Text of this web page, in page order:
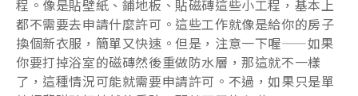
程。像是貼壁紙、鋪地板、貼磁磚這些小工程，基本上
都不需要去申請什麼許可。這些工作就像是給你的房子
換個新衣服，簡單又快速。但是，注意一下喔——如果
你要打掉浴室的磁磚然後重做防水層，那這就不一樣
了，這種情況可能就需要申請許可。不過，如果只是單